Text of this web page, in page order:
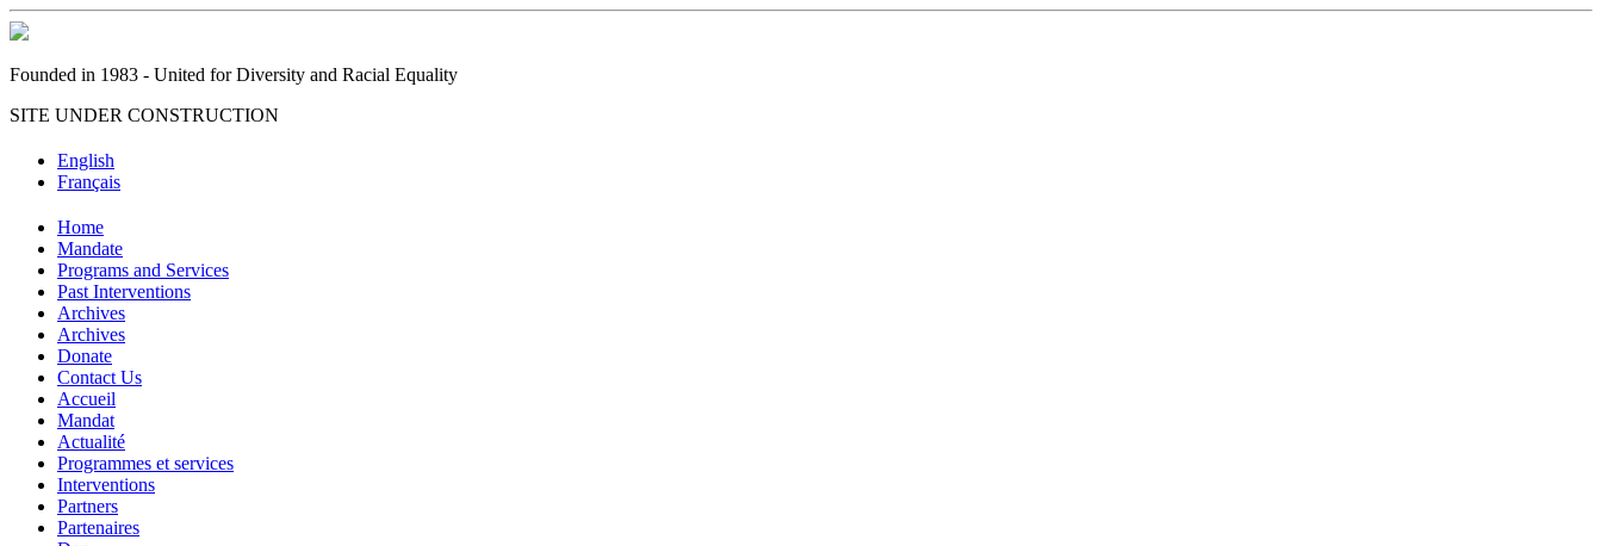
Founded in 1983 - United for Diversity and Racial Equality
SITE UNDER CONSTRUCTION
English
Français
Home
Mandate
Programs and Services
Past Interventions
Archives
Archives
Donate
Contact Us
Accueil
Mandat
Actualité
Programmes et services
Interventions
Partners
Partenaires